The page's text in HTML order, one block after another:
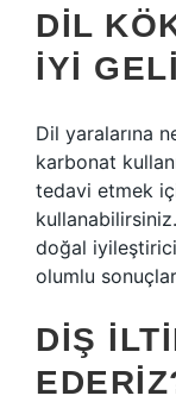
DIL
IYI
Dil yaralarına
karbonat
tedavi etmek
doğal
olumlu
DIŞ